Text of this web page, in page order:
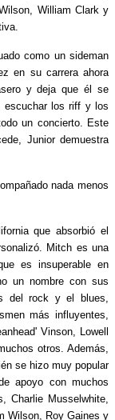
William Clark y
como un sideman
en su carrera ahora
y deja que él se
escuchar los riff y los
un concierto. Este
Junior demuestra
nada menos
que absorbió el
Mitch es una
es insuperable en
un nombre con sus
del rock y el blues,
más influyentes,
Vinson, Lowell
otros. Además,
se hizo muy popular
apoyo con muchos
Charlie Musselwhite,
Wilson, Roy Gaines y